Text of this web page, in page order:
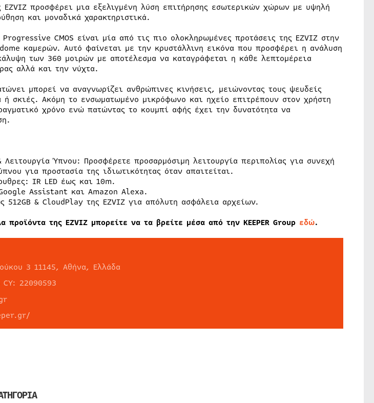
προσφέρει μια εξελιγμένη λύση επιτήρησης εσωτερικών χώρων με υψηλή
και μοναδικά χαρακτηριστικά.
CMOS είναι μία από τις πιο ολοκληρωμένες προτάσεις της EZVIZ στην
καμερών. Αυτό φαίνεται με την κρυστάλλινη εικόνα που προσφέρει η ανάλυση
των 360 μοιρών με αποτέλεσμα να καταγράφεται η κάθε λεπτομέρεια
αλλά και την νύχτα.
μπορεί να αναγνωρίζει ανθρώπινες κινήσεις, μειώνοντας τους ψευδείς
ή σκιές. Ακόμη το ενσωματωμένο μικρόφωνο και ηχείο επιτρέπουν στον χρήστη
χρόνο ενώ πατώντας το κουμπί αφής έχει την δυνατότητα να
Λειτουργία Ύπνου: Προσφέρετε προσαρμόσιμη λειτουργία περιπολίας για συνεχή
για προστασία της ιδιωτικότητας όταν απαιτείται.
IR LED έως και 10m.
Assistant και Amazon Alexa.
512GB & CloudPlay της EZVIZ για απόλυτη ασφάλεια αρχείων.
της EZVIZ μπορείτε να τα βρείτε μέσα από την KEEPER Group εδώ.
3 11145, Αθήνα, Ελλάδα
22090593